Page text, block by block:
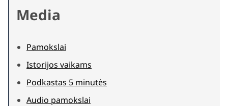
Media
Pamokslai
Istorijos vaikams
Podkastas 5 minutės
Audio pamokslai